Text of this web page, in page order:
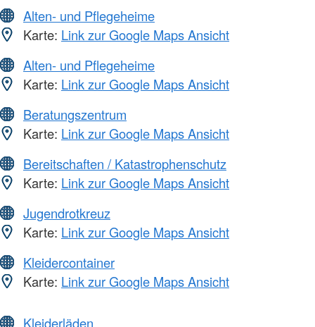
Alten- und Pflegeheime
Karte: Link zur Google Maps Ansicht
Alten- und Pflegeheime
Karte: Link zur Google Maps Ansicht
Beratungszentrum
Karte: Link zur Google Maps Ansicht
Bereitschaften / Katastrophenschutz
Karte: Link zur Google Maps Ansicht
Jugendrotkreuz
Karte: Link zur Google Maps Ansicht
Kleidercontainer
Karte: Link zur Google Maps Ansicht
Kleiderläden